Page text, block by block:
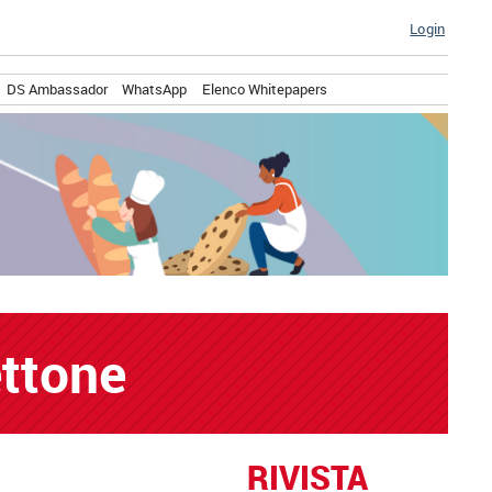
Login
DS Ambassador WhatsApp Elenco Whitepapers
RIVISTA